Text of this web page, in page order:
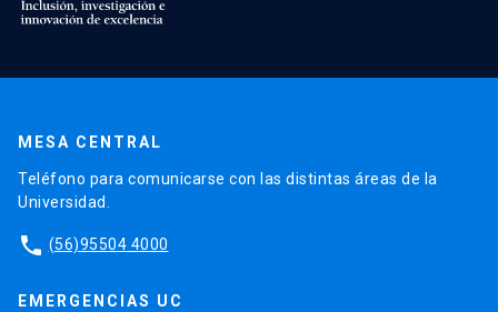
MESA CENTRAL
Teléfono para comunicarse con las distintas áreas de la
Universidad.
phone (56)95504 4000
EMERGENCIAS UC